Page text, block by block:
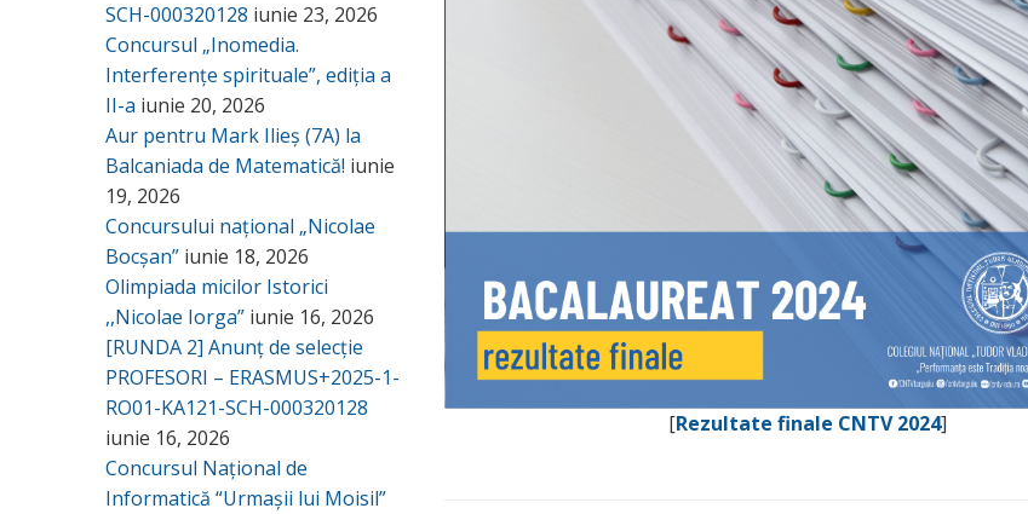
SCH-000320128 iunie 23, 2026
Concursul „Inomedia.
Interferențe spirituale”, ediția a
II-a iunie 20, 2026
Aur pentru Mark Ilieș (7A) la
Balcaniada de Matematică! iunie
19, 2026
Concursului național „Nicolae
Bocșan” iunie 18, 2026
Olimpiada micilor Istorici
,,Nicolae Iorga” iunie 16, 2026
[RUNDA 2] Anunț de selecție
PROFESORI – ERASMUS+2025-1-
RO01-KA121-SCH-000320128
iunie 16, 2026
Concursul Național de
Informatică “Urmașii lui Moisil”
[Rezultate finale CNTV 2024]